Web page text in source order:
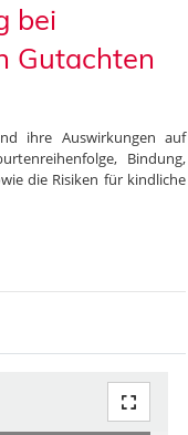
bei
Gutachten
ihre Auswirkungen auf
Bindung,
die Risiken für kindliche